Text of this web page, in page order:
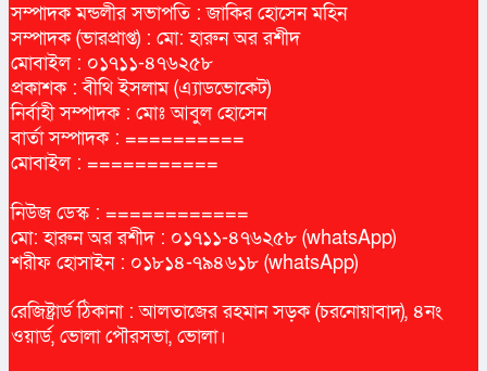
সম্পাদক মন্ডলীর সভাপতি : জাকির হোসেন মহিন
সম্পাদক (ভারপ্রাপ্ত) : মো: হারুন অর রশীদ
মোবাইল : ০১৭১১-৪৭৬২৫৮
প্রকাশক : বীথি ইসলাম (এ্যাডভোকেট)
নির্বাহী সম্পাদক : মোঃ আবুল হোসেন
বার্তা সম্পাদক : ==========
মোবাইল : ===========
নিউজ ডেস্ক : ============
মো: হারুন অর রশীদ : ০১৭১১-৪৭৬২৫৮ (whatsApp)
শরীফ হোসাইন : ০১৮১৪-৭৯৪৬১৮ (whatsApp)
রেজিষ্ট্রার্ড ঠিকানা : আলতাজের রহমান সড়ক (চরনোয়াবাদ), ৪নং
ওয়ার্ড, ভোলা পৌরসভা, ভোলা।